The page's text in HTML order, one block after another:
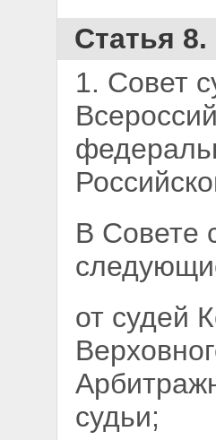
Статья
1. Совет
В Совете
от судей
судьи;